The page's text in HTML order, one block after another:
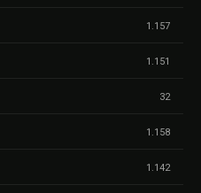
1.157
1.151
32
1.158
1.142